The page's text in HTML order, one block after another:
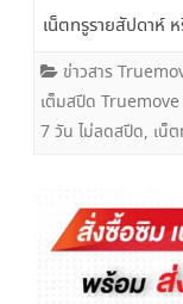
เน็ตทรูรายสัปดาห์
ข่าวสาร
เต็มสปีด Truemove
7 วัน ไม่ลดสปีด, เน็